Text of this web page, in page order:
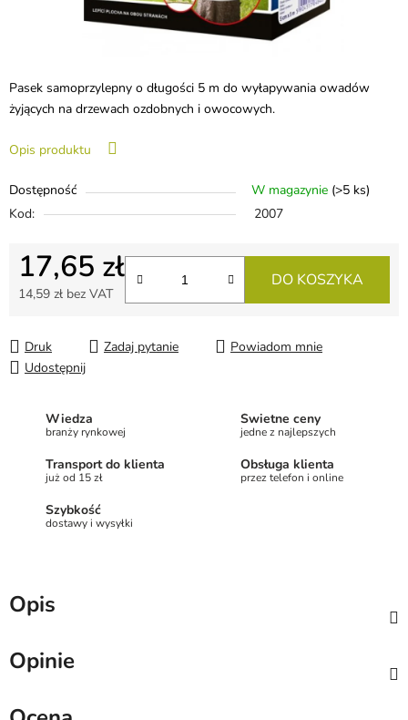
Pasek samoprzylepny o długości 5 m do wyłapywania owadów
żyjących na drzewach ozdobnych i owocowych.
Opis produktu
Dostępność W magazynie (>5 ks)
Kod:
2007
17,65 zł
14,59 zł bez VAT
DO KOSZYKA
Druk Zadaj pytanie
Powiadom mnie
Udostępnij
Wiedza
branży rynkowej
Świetne ceny
jedne z najlepszych
Transport do klienta
już od 15 zł
Obsługa klienta
przez telefon i online
Szybkość
dostawy i wysyłki
Opis
Opinie